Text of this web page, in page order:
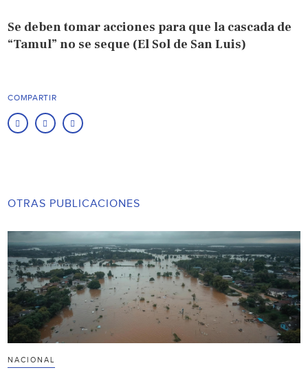
Se deben tomar acciones para que la cascada de
“Tamul” no se seque (El Sol de San Luis)
COMPARTIR
OTRAS PUBLICACIONES
NACIONAL